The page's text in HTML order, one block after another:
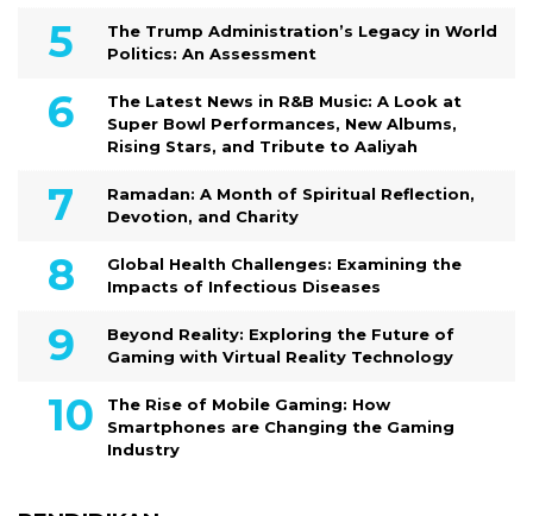
The Trump Administration’s Legacy in World
Politics: An Assessment
The Latest News in R&B Music: A Look at
Super Bowl Performances, New Albums,
Rising Stars, and Tribute to Aaliyah
Ramadan: A Month of Spiritual Reflection,
Devotion, and Charity
Global Health Challenges: Examining the
Impacts of Infectious Diseases
Beyond Reality: Exploring the Future of
Gaming with Virtual Reality Technology
The Rise of Mobile Gaming: How
Smartphones are Changing the Gaming
Industry